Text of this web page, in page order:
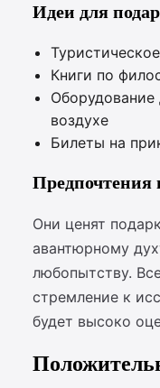
Идеи для
Книги по
воздухе
Билеты на
Предпочтения
Они ценят
авантюрному
любопытству.
стремление к
будет высоко